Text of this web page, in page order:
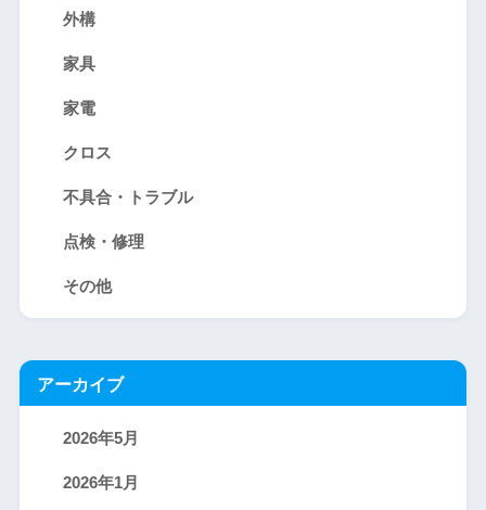
外構
家具
家電
クロス
不具合・トラブル
点検・修理
その他
アーカイブ
2026年5月
2026年1月